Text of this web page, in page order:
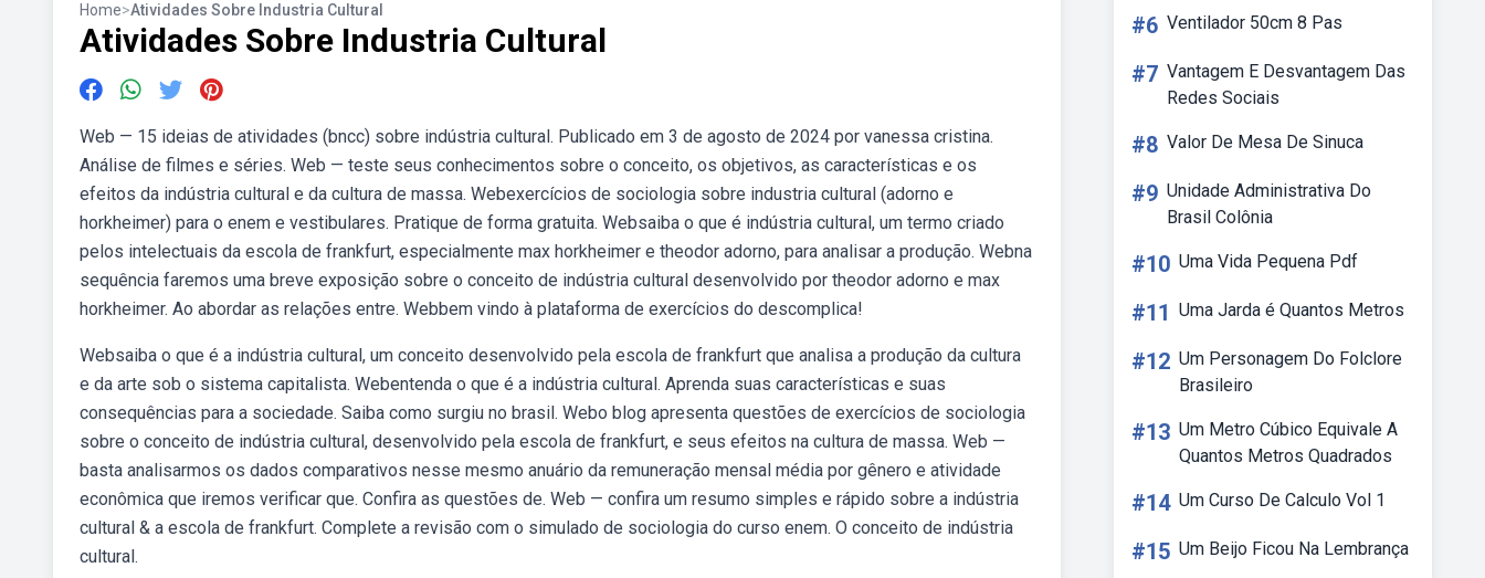
Home>Atividades Sobre Industria Cultural
Atividades Sobre Industria Cultural
Web — 15 ideias de atividades (bncc) sobre indústria cultural. Publicado em 3 de agosto de 2024 por vanessa cristina.
Análise de filmes e séries. Web — teste seus conhecimentos sobre o conceito, os objetivos, as características e os
efeitos da indústria cultural e da cultura de massa. Webexercícios de sociologia sobre industria cultural (adorno e
horkheimer) para o enem e vestibulares. Pratique de forma gratuita. Websaiba o que é indústria cultural, um termo criado
pelos intelectuais da escola de frankfurt, especialmente max horkheimer e theodor adorno, para analisar a produção. Webna
sequência faremos uma breve exposição sobre o conceito de indústria cultural desenvolvido por theodor adorno e max
horkheimer. Ao abordar as relações entre. Webbem vindo à plataforma de exercícios do descomplica!
Websaiba o que é a indústria cultural, um conceito desenvolvido pela escola de frankfurt que analisa a produção da cultura
e da arte sob o sistema capitalista. Webentenda o que é a indústria cultural. Aprenda suas características e suas
consequências para a sociedade. Saiba como surgiu no brasil. Webo blog apresenta questões de exercícios de sociologia
sobre o conceito de indústria cultural, desenvolvido pela escola de frankfurt, e seus efeitos na cultura de massa. Web —
basta analisarmos os dados comparativos nesse mesmo anuário da remuneração mensal média por gênero e atividade
econômica que iremos verificar que. Confira as questões de. Web — confira um resumo simples e rápido sobre a indústria
cultural & a escola de frankfurt. Complete a revisão com o simulado de sociologia do curso enem. O conceito de indústria
cultural.
#6 Ventilador 50cm 8 Pas
#7 Vantagem E Desvantagem Das
Redes Sociais
#8 Valor De Mesa De Sinuca
#9 Unidade Administrativa Do
Brasil Colônia
#10 Uma Vida Pequena Pdf
#11 Uma Jarda é Quantos Metros
#12 Um Personagem Do Folclore
Brasileiro
#13 Um Metro Cúbico Equivale A
Quantos Metros Quadrados
#14 Um Curso De Calculo Vol 1
#15 Um Beijo Ficou Na Lembrança